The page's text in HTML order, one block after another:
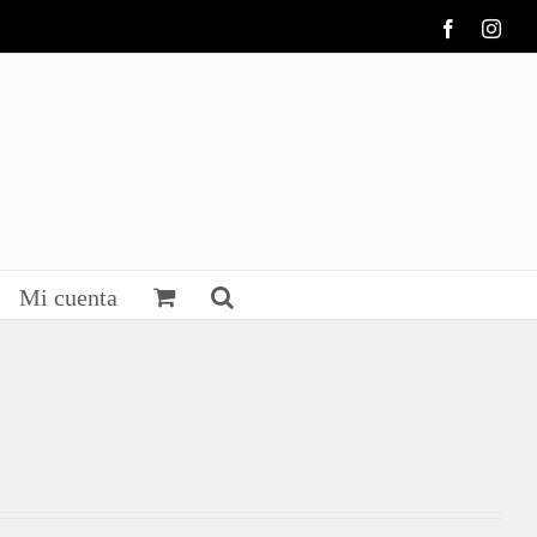
Facebook
Mi cuenta